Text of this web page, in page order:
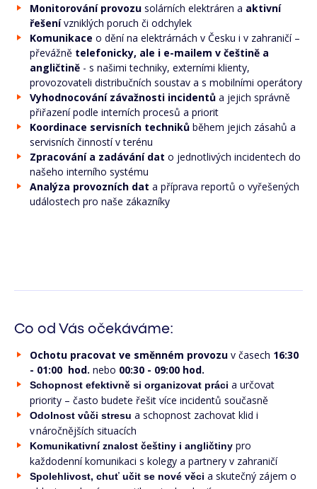
Monitorování provozu solárních elektráren a aktivní
řešenívzniklých poruch či odchylek
Komunikace o dění na elektrárnách v Česku i v zahraničí –
převážně telefonicky, ale i e-mailem v češtině a
angličtině- s našimi techniky, externími klienty,
provozovateli distribučních soustav a s mobilními operátory
Vyhodnocování závažnosti incidentůa jejich správně
přiřazení podle interních procesů a priorit
Koordinace servisních technikůběhem jejich zásahů a
servisních činností v terénu
Zpracování a zadávání dat o jednotlivých incidentech do
našeho interního systému
Analýza provozních dat a příprava reportů o vyřešených
událostech pro naše zákazníky
Co od Vás očekáváme:
Ochotu pracovat ve směnném provozuv časech 16:30
- 01:00 hod. nebo 00:30 - 09:00 hod.
Schopnost efektivně si organizovat práci a určovat
priority – často budete řešit více incidentů současně
Odolnost vůči stresu a schopnost zachovat klid i
v náročnějších situacích
Komunikativní znalost češtiny i angličtinypro
každodenní komunikaci s kolegy a partnery v zahraničí
Spolehlivost, chuť učit se nové věci a skutečný zájem o